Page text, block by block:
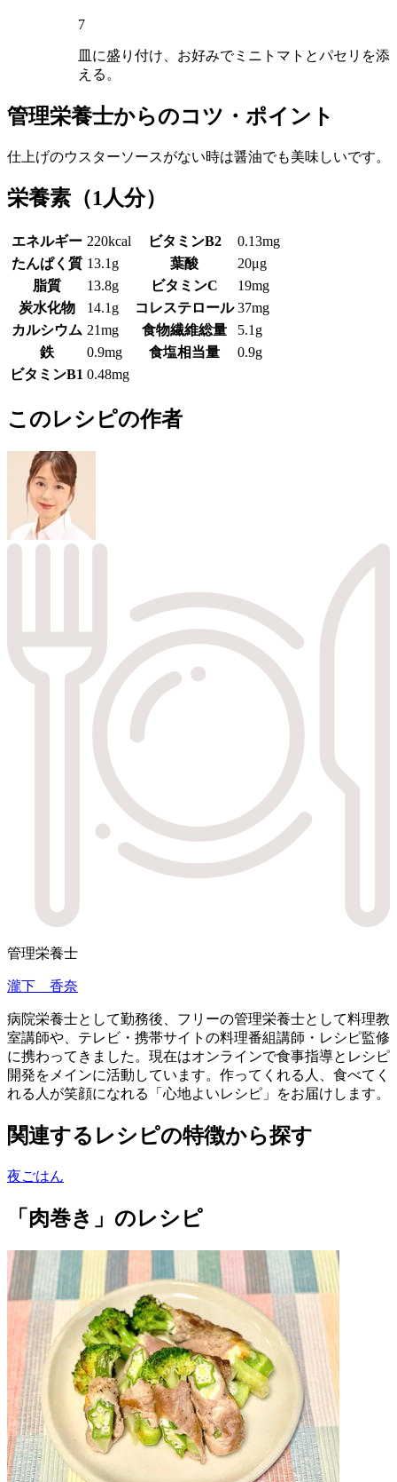
7
皿に盛り付け、お好みでミニトマトとパセリを添
える。
管理栄養士からのコツ・ポイント
仕上げのウスターソースがない時は醤油でも美味しいです。
栄養素 （1人分）
エネルギー 220kcal ビタミンB2
0.13mg
たんぱく質 13.1g 葉酸
20μg
脂質
13.8g ビタミンC
19mg
炭水化物
14.1g コレステロール 37mg
カルシウム 21mg 食物繊維総量
5.1g
鉄
0.9mg 食塩相当量
0.9g
ビタミンB1 0.48mg
このレシピの作者
管理栄養士
瀧下 香奈
病院栄養士として勤務後、フリーの管理栄養士として料理教
室講師や、テレビ・携帯サイトの料理番組講師・レシピ監修
に携わってきました。現在はオンラインで食事指導とレシピ
開発をメインに活動しています。作ってくれる人、食べてく
れる人が笑顔になれる「心地よいレシピ」をお届けします。
関連するレシピの特徴から探す
夜ごはん
「肉巻き」のレシピ